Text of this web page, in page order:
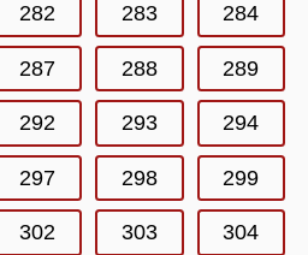
282 283 284
287 288 289
292 293 294
297 298 299
302 303 304